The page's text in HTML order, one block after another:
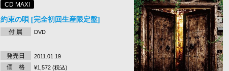
CD MAXI
約束の唄 [完全初回生産限定盤]
付 属 DVD
発売日 2011.01.19
価 格 ¥1,572 (税込)